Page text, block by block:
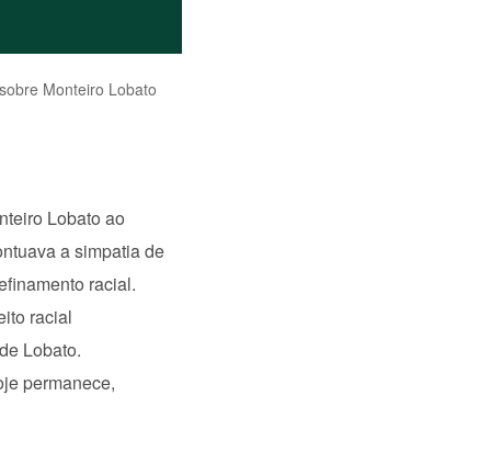
Monteiro Lobato
Lobato ao
a simpatia de
racial.
racial
Lobato.
permanece,